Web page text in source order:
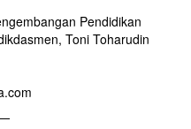
Pendidikan
Toni Toharudin